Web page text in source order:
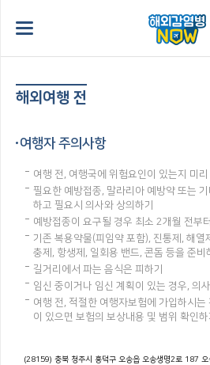
해외여행 전
여행자 주의사항
여행 전, 여행국에 위험요인이 있는지 미리
필요한 예방접종, 말라리아 예방약 또는
하고 필요시 의사와 상의하기
예방접종이 요구될 경우 최소 2개월 전부
기존 복용약물(피임약 포함), 진통제, 해열
충제, 항생제, 일회용 밴드, 콘돔 등을 준비
길거리에서 파는 음식은 피하기
임신 중이거나 임신 계획이 있는 경우, 의
여행 전, 적절한 여행자보험에 가입하시는
이 있으면 보험의 보상내용 및 범위 확인하
(28159) 충북 청주시 흥덕구 오송읍 오송생명2로 187 오